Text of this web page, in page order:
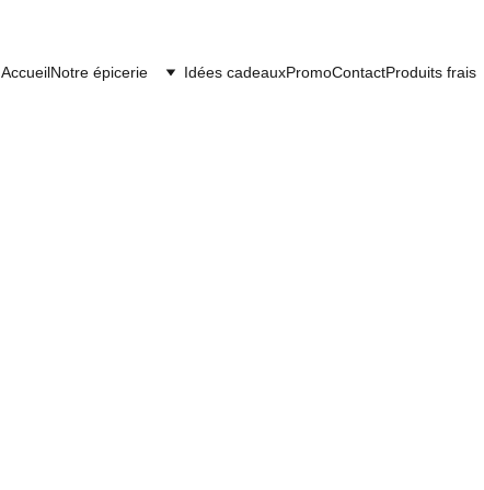
AccueilNotre épicerie Idées cadeauxPromoContactProduits frais